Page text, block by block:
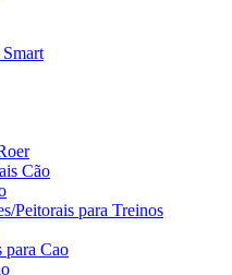
Cão
Peitorais para Treinos
para Cao